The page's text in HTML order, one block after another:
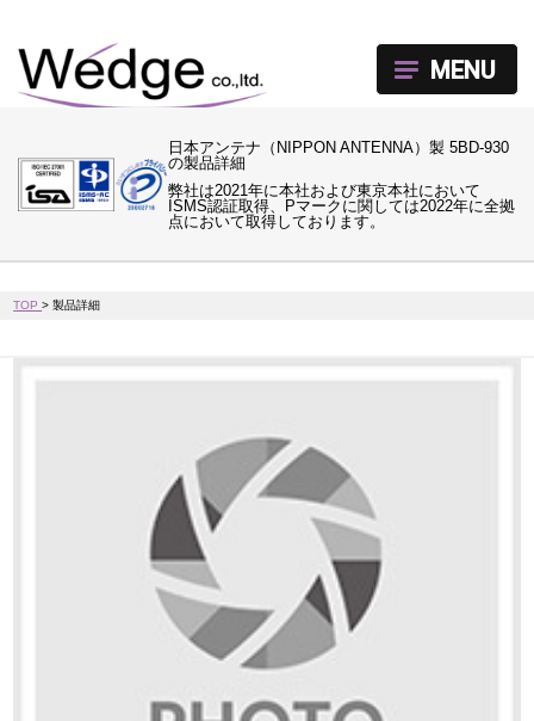
日本アンテナ（NIPPON ANTENNA）製 5BD-930
の製品詳細
弊社は2021年に本社および東京本社において
ISMS認証取得、Pマークに関しては2022年に全拠
点において取得しております。
MENU
TOP>製品詳細